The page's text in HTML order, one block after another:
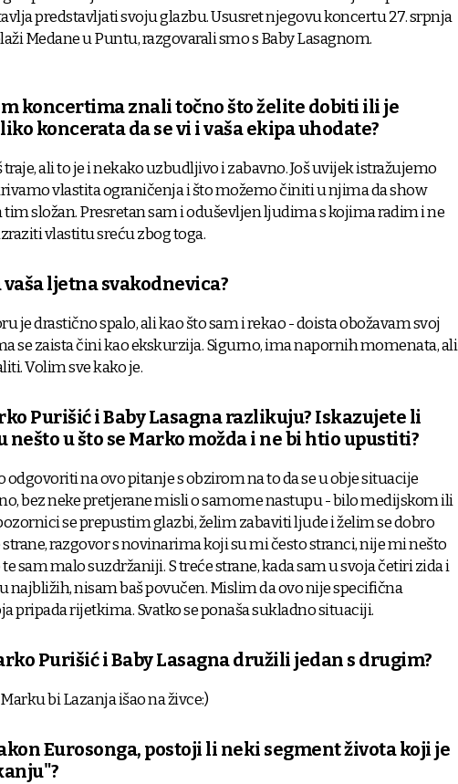
predstavljati svoju glazbu. Ususret njegovu koncertu 27. srpnja
Medane u Puntu, razgovarali smo s Baby Lasagnom.
koncertima znali točno što želite dobiti ili je
koncerata da se vi i vaša ekipa uhodate?
ali to je i nekako uzbudljivo i zabavno. Još uvijek istražujemo
vlastita ograničenja i što možemo činiti u njima da show
tim složan. Presretan sam i oduševljen ljudima s kojima radim i ne
vlastitu sreću zbog toga.
ljetna svakodnevica?
je drastično spalo, ali kao što sam i rekao - doista obožavam svoj
se zaista čini kao ekskurzija. Sigurno, ima napornih momenata, ali
Volim sve kako je.
Purišić i Baby Lasagna razlikuju? Iskazujete li
nešto u što se Marko možda i ne bi htio upustiti?
odgovoriti na ovo pitanje s obzirom na to da se u obje situacije
bez neke pretjerane misli o samome nastupu - bilo medijskom ili
se prepustim glazbi, želim zabaviti ljude i želim se dobro
strane, razgovor s novinarima koji su mi često stranci, nije mi nešto
sam malo suzdržaniji. S treće strane, kada sam u svoja četiri zida i
najbližih, nisam baš povučen. Mislim da ovo nije specifična
pripada rijetkima. Svatko se ponaša sukladno situaciji.
Purišić i Baby Lasagna družili jedan s drugim?
bi Lazanja išao na živce:)
Eurosonga, postoji li neki segment života koji je